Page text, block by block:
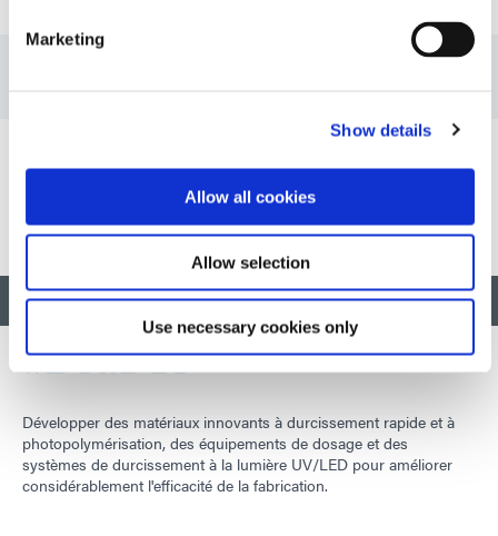
Marketing
Show details
Allow all cookies
Allow selection
Use necessary cookies only
radiomètres (FR)
RETOUR EN HAUT
Développer des matériaux innovants à durcissement rapide et à
photopolymérisation, des équipements de dosage et des
systèmes de durcissement à la lumière UV/LED pour améliorer
considérablement l'efficacité de la fabrication.